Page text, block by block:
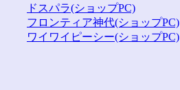
ドスパラ(ショップPC)
フロンティア神代(ショップPC)
ワイワイピーシー(ショップPC)